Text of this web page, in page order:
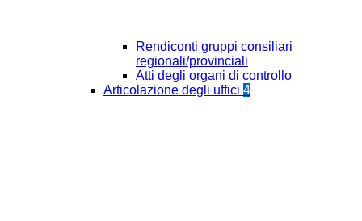
Rendiconti gruppi consiliari
regionali/provinciali
Atti degli organi di controllo
Articolazione degli uffici 4